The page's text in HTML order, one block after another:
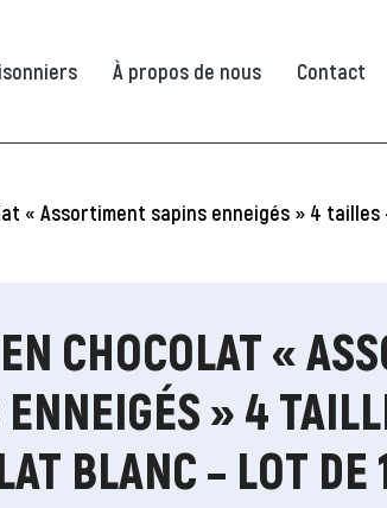
À propos de nous Contact
« Assortiment sapins enneigés » 4 tailles
CHOCOLAT «
» 4
BLANC – LOT DE